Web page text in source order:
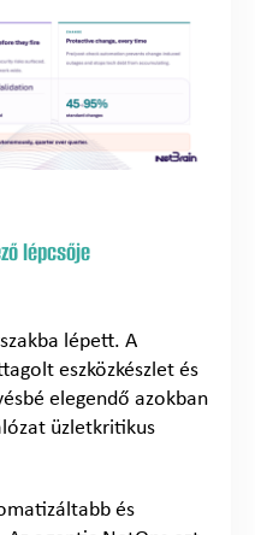
lépcsője
lépett. A
eszközkészlet és
elegendő azokban
üzletkritikus
és